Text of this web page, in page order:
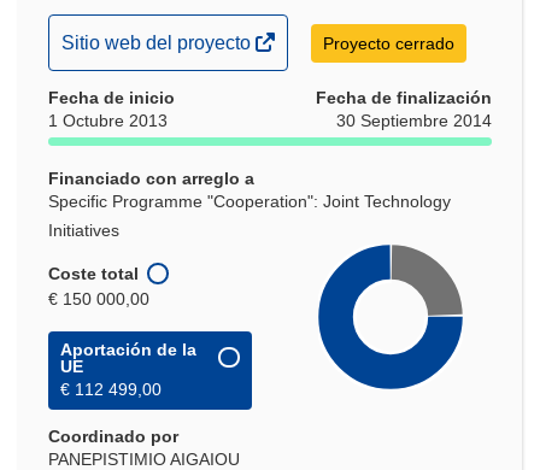
(se
abrirá
en
una
ventana)
Sitio web del proyecto Proyecto cerrado
Fecha de inicio
1 Octubre 2013
Fecha de finalización
30 Septiembre 2014
Financiado con arreglo a
Specific Programme "Cooperation": Joint Technology
Initiatives
Coste total
€ 150 000,00
Aportación de la
UE
€ 112 499,00
Coordinado por
PANEPISTIMIO AIGAIOU